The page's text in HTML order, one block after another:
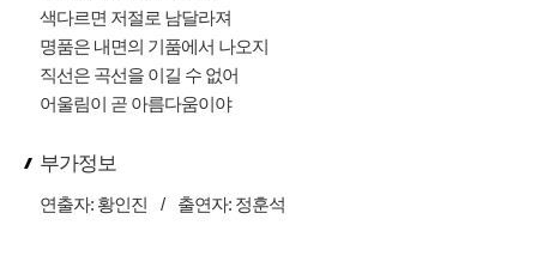
색다르면 저절로 남달라져
명품은 내면의 기품에서 나오지
직선은 곡선을 이길 수 없어
어울림이 곧 아름다움이야
부가정보
연출자: 황인진 / 출연자: 정훈석